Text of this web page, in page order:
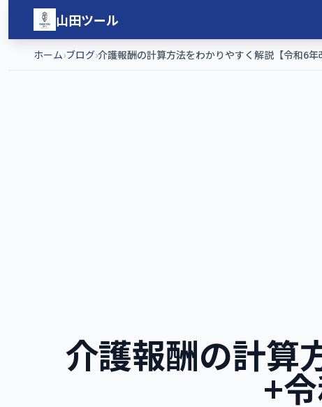
メインコンテンツへスキップ
山田ツール
ホーム›ブログ›介護報酬の計算方法をわかりやすく解説【令和6年
介護報酬の計算
+